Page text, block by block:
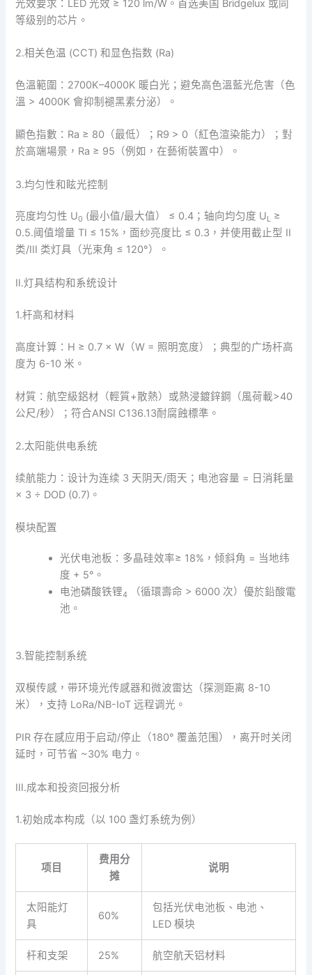
光效要求：LED 光效 ≥ 120 lm/W。首选美国 Bridgelux 或同
等级别的芯片。
2.相关色温 (CCT) 和显色指数 (Ra)
色溫範圍：2700K–4000K 暖白光；避免高色溫藍光危害（色
溫 > 4000K 會抑制褪黑素分泌）。
顯色指數：Ra ≥ 80（最低）；R9 > 0（紅色渲染能力）；對
於高端場景，Ra ≥ 95（例如，在藝術裝置中）。
3.均匀性和眩光控制
亮度均匀性 U0 (最小值/最大值） ≤ 0.4；轴向均匀度 UL ≥
0.5.阈值增量 TI ≤ 15%，面纱亮度比 ≤ 0.3，并使用截止型 II
类/III 类灯具（光束角 ≤ 120°）。
II.灯具结构和系统设计
1.杆高和材料
高度计算：H ≥ 0.7 × W（W = 照明宽度）；典型的广场杆高
度为 6-10 米。
材質：航空級鋁材（輕質+散熱）或熱浸鍍鋅鋼（風荷載>40
公尺/秒）；符合ANSI C136.13耐腐蝕標準。
2.太阳能供电系统
续航能力：设计为连续 3 天阴天/雨天；电池容量 = 日消耗量
× 3 ÷ DOD (0.7)。
模块配置
光伏电池板：多晶硅效率≥ 18%，倾斜角 = 当地纬
度 + 5°。
电池磷酸铁锂4
（循環壽命 > 6000 次）優於鉛酸電
池。
3.智能控制系统
双模传感，带环境光传感器和微波雷达（探测距离 8-10
米），支持 LoRa/NB-IoT 远程调光。
PIR 存在感应用于启动/停止（180° 覆盖范围），离开时关闭
延时，可节省 ~30% 电力。
III.成本和投资回报分析
1.初始成本构成（以 100 盏灯系统为例）
项目
费用分
摊
说明
太阳能灯
具
60%
包括光伏电池板、电池、
LED 模块
杆和支架 25% 航空航天铝材料